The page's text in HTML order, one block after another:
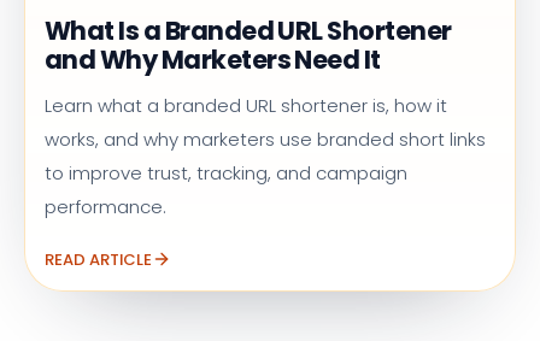
What Is a Branded URL Shortener
and Why Marketers Need It
Learn what a branded URL shortener is, how it
works, and why marketers use branded short links
to improve trust, tracking, and campaign
performance.
READ ARTICLE